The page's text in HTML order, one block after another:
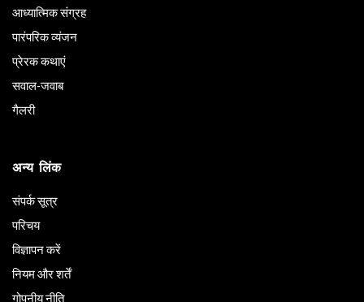
आध्यात्मिक संग्रह
पारंपरिक व्यंजन
प्रेरक कथाएं
सवाल-जवाब
गैलरी
अन्य लिंक
संपर्क सूत्र
परिचय
विज्ञापन करें
नियम और शर्तें
गोपनीय नीति